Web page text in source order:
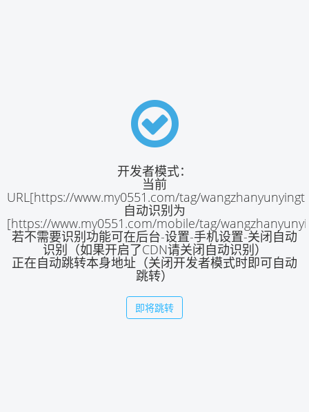
开发者模式：
当前
URL[https://www.my0551.com/tag/
自动识别为
[https://www.my0551.com/mobile/tag/
若不需要识别功能可在后台-设置-手机设置-关闭自动
识别（如果开启了CDN请关闭自动识别）
正在自动跳转本身地址（关闭开发者模式时即可自动
跳转）
即将跳转